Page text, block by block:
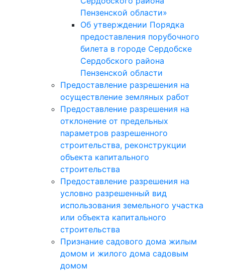
Пензенской области»
Об утверждении Порядка
предоставления порубочного
билета в городе Сердобске
Сердобского района
Пензенской области
Предоставление разрешения на
осуществление земляных работ
Предоставление разрешения на
отклонение от предельных
параметров разрешенного
строительства, реконструкции
объекта капитального
строительства
Предоставление разрешения на
условно разрешенный вид
использования земельного участка
или объекта капитального
строительства
Признание садового дома жилым
домом и жилого дома садовым
домом